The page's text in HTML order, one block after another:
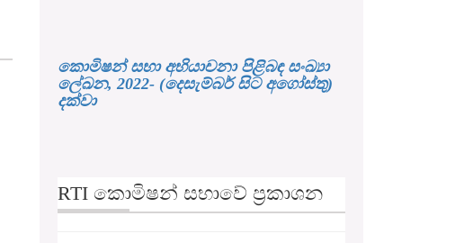
කොමිෂන් සභා අභියාචනා පිළිබඳ සංඛ්‍යා
ලේඛන, 2022- (දෙසැම්බර් සිට අගෝස්තු)
දක්වා
RTI කොමිෂන් සභාවේ ප්‍රකාශන